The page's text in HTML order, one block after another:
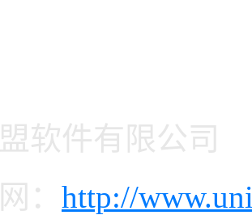
软件有限公司
： http://